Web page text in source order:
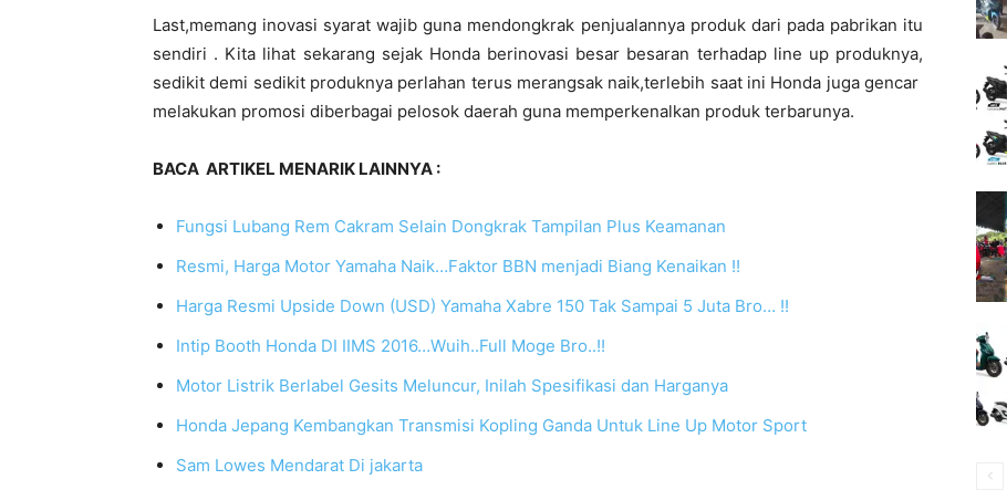
Last,memang inovasi syarat wajib guna mendongkrak penjualannya produk dari pada pabrikan itu
sendiri . Kita lihat sekarang sejak Honda berinovasi besar besaran terhadap line up produknya,
sedikit demi sedikit produknya perlahan terus merangsak naik,terlebih saat ini Honda juga gencar
melakukan promosi diberbagai pelosok daerah guna memperkenalkan produk terbarunya.
BACA ARTIKEL MENARIK LAINNYA :
Fungsi Lubang Rem Cakram Selain Dongkrak Tampilan Plus Keamanan
Resmi, Harga Motor Yamaha Naik…Faktor BBN menjadi Biang Kenaikan !!
Harga Resmi Upside Down (USD) Yamaha Xabre 150 Tak Sampai 5 Juta Bro… !!
Intip Booth Honda DI IIMS 2016…Wuih..Full Moge Bro..!!
Motor Listrik Berlabel Gesits Meluncur, Inilah Spesifikasi dan Harganya
Honda Jepang Kembangkan Transmisi Kopling Ganda Untuk Line Up Motor Sport
Sam Lowes Mendarat Di jakarta